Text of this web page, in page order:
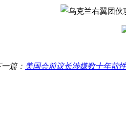
一篇： 美国会前议长涉嫌数十年前